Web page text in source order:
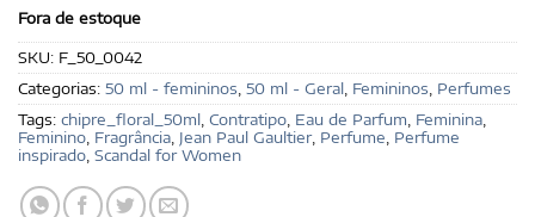
Fora de estoque
SKU: F_50_0042
Categorias: 50 ml - femininos, 50 ml - Geral, Femininos, Perfumes
Tags: chipre_floral_50ml, Contratipo, Eau de Parfum, Feminina,
Feminino, Fragrância, Jean Paul Gaultier, Perfume, Perfume
inspirado, Scandal for Women